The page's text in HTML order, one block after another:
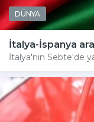
DÜNYA
İtalya-İspanya
İtalya'nın Sebte'de